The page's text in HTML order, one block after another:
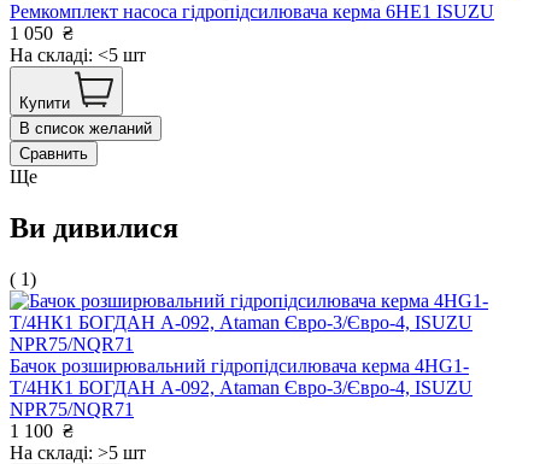
Ремкомплект насоса гідропідсилювача керма 6НЕ1 ISUZU
1 050 ₴
На складі: <5 шт
Купити
В список желаний
Сравнить
Ще
Ви дивилися
( 1)
Бачок розширювальний гідропідсилювача керма 4HG1-
T/4НК1 БОГДАН А-092, Ataman Євро-3/Євро-4, ISUZU
NPR75/NQR71
1 100 ₴
На складі: >5 шт